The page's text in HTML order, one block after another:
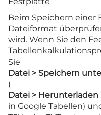
Beim Speichern einer
Dateiformat
wird. Wenn Sie den
Sie
Datei > Speichern
(
Datei > Herunterladen
in Google Tabellen)